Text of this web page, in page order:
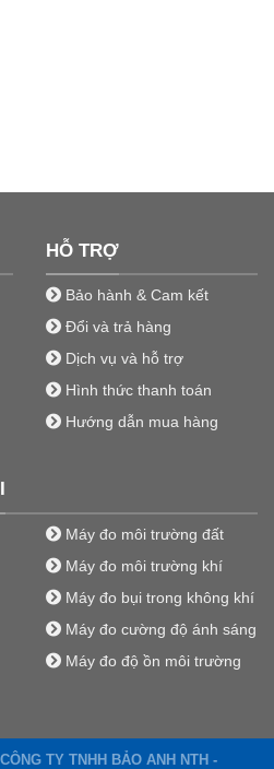
HỖ TRỢ
Bảo hành & Cam kết
Đổi và trả hàng
Dịch vụ và hỗ trợ
Hình thức thanh toán
Hướng dẫn mua hàng
Máy đo môi trường đất
Máy đo môi trường khí
Máy đo bụi trong không khí
Máy đo cường độ ánh sáng
Máy đo độ ồn môi trường
CÔNG TY TNHH BẢO ANH NTH -